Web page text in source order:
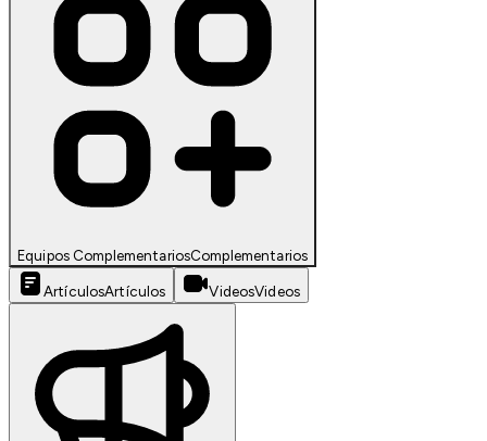
Equipos ComplementariosComplementarios
ArtículosArtículos VideosVideos